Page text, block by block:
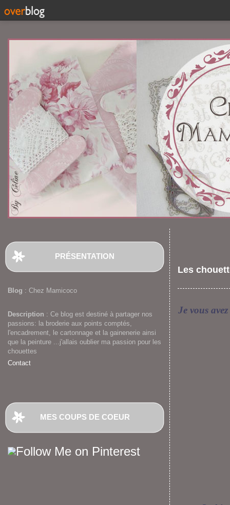
PRÉSENTATION
Blog : Chez Mamicoco
Description : Ce blog est destiné à partager nos
passions: la broderie aux points comptés,
l'encadrement, le cartonnage et la gainenerie ainsi
que la peinture ...j'allais oublier ma passion pour les
chouettes
Contact
MES COUPS DE COEUR
Les
Je vous